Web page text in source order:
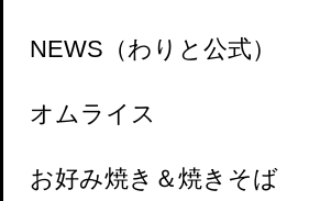
NEWS（わりと公式）
オムライス
お好み焼き＆焼きそば